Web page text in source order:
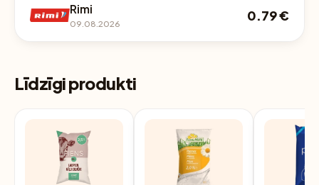
Rimi
09.08.2026
0.79 €
Līdzīgi produkti